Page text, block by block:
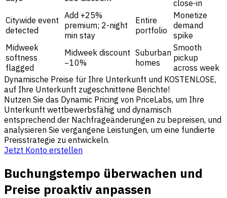
close-in
Citywide event
detected
Add +25%
premium; 2-night
min stay
Entire
portfolio
Monetize
demand
spike
Midweek
softness
flagged
Midweek discount
−10%
Suburban
homes
Smooth
pickup
across week
Dynamische Preise für Ihre Unterkunft und KOSTENLOSE,
auf Ihre Unterkunft zugeschnittene Berichte!
Nutzen Sie das Dynamic Pricing von PriceLabs, um Ihre
Unterkunft wettbewerbsfähig und dynamisch
entsprechend der Nachfrageänderungen zu bepreisen, und
analysieren Sie vergangene Leistungen, um eine fundierte
Preisstrategie zu entwickeln.
Jetzt Konto erstellen
Buchungstempo überwachen und
Preise proaktiv anpassen